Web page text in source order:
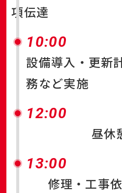
項伝達
10:00
設備導入・更新
務など実施
12:00
昼休
13:00
修理・工事